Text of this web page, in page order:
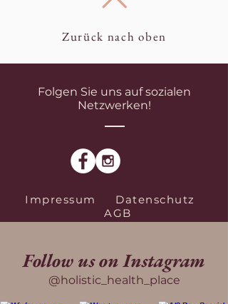
Zurück nach oben
Folgen Sie uns auf sozialen
Netzwerken!
Impressum
Datenschutz
AGB
Follow us on Instagram
@holistic_health_place